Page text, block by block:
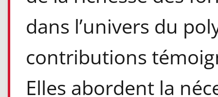
dans l’univers du
contributions
Elles abordent la